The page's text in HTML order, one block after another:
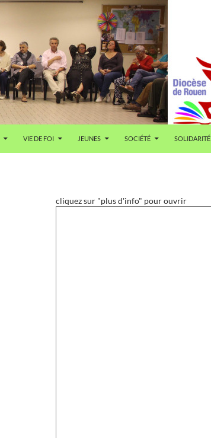
VIE DE FOI JEUNES SOCIÉTÉ SOLIDARITÉ
cliquez sur "plus d'info" pour ouvrir